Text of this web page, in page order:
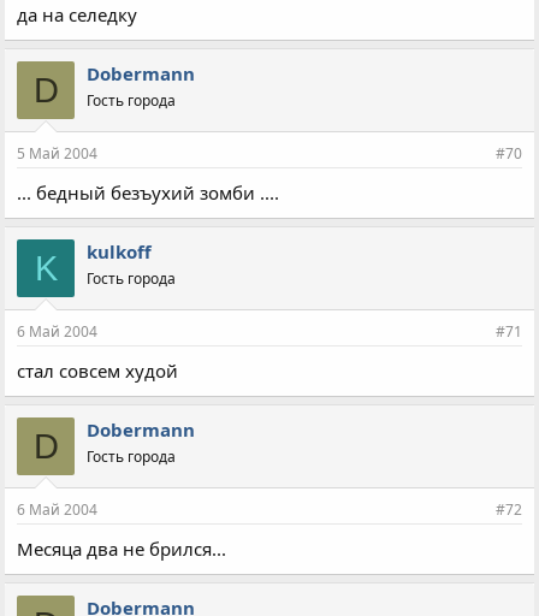
да на селедку
D Dobermann
Гость города
5 Май 2004 #70
... бедный безъухий зомби ....
K kulkoff
Гость города
6 Май 2004 #71
стал совсем худой
D Dobermann
Гость города
6 Май 2004 #72
Месяца два не брился...
Dobermann